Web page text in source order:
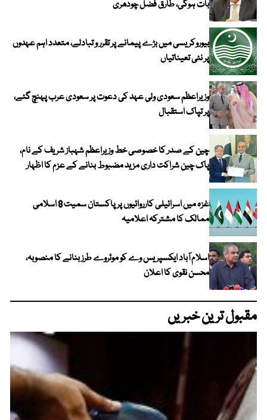
بات ہوگی، طارق فضل چودھری
بیوروکریسی میں بڑے پیمانے پر تقرر و تبادلے، متعدد اہم عہدوں
پر نئی تعیناتیاں
وزیراعظم سعودی ولی عہد کی دعوت پر سعودی عرب پہنچ گئے،
پر تپاک استقبال
چین کے صدر کا خصوصی خط وزیراعظم شہباز شریف کے نام،
پاک چین شراکت داری مزید مضبوط بنانے کے عزم کا اظہار
غزہ میں اسرائیلی کارروائیوں پر پاکستان سمیت 8 اسلامی
ممالک کا مشترکہ اعلامیہ
اسلام آباد ایکسپریس وے کو موٹروے طرز بنانے کا منصوبہ،
محسن نقوی کا اعلان
مقبول ترین خبریں